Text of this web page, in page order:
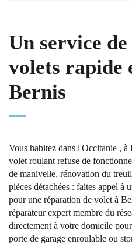
Un service
volets rapide
Bernis
Vous habitez dans l'Occitanie , à
volet roulant refuse de
de manivelle, rénovation du
pièces détachées : faites appel à
pour une réparation de volet à
réparateur expert membre du
directement à votre domicile
porte de garage enroulable ou